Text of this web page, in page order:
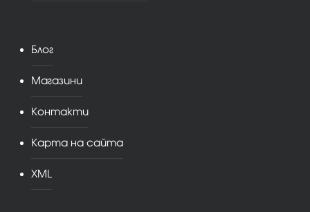
Блог
Магазини
Контакти
Карта на сайта
XML